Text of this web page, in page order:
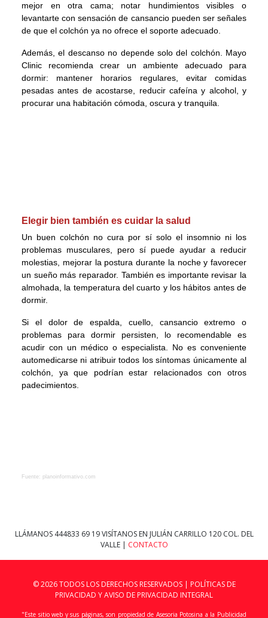
mejor en otra cama; notar hundimientos visibles o
levantarte con sensación de cansancio pueden ser señales
de que el colchón ya no ofrece el soporte adecuado.
Además, el descanso no depende solo del colchón. Mayo
Clinic recomienda crear un ambiente adecuado para
dormir: mantener horarios regulares, evitar comidas
pesadas antes de acostarse, reducir cafeína y alcohol, y
procurar una habitación cómoda, oscura y tranquila.
Elegir bien también es cuidar la salud
Un buen colchón no cura por sí solo el insomnio ni los
problemas musculares, pero sí puede ayudar a reducir
molestias, mejorar la postura durante la noche y favorecer
un sueño más reparador. También es importante revisar la
almohada, la temperatura del cuarto y los hábitos antes de
dormir.
Si el dolor de espalda, cuello, cansancio extremo o
problemas para dormir persisten, lo recomendable es
acudir con un médico o especialista. No es conveniente
automedicarse ni atribuir todos los síntomas únicamente al
colchón, ya que podrían estar relacionados con otros
padecimientos.
Fuente: planoinformativo.com
LLÁMANOS 444833 69 19VISÍTANOS EN JULIÁN CARRILLO 120 COL. DEL
VALLE | CONTACTO
© 2026 TODOS LOS DERECHOS RESERVADOS | POLÍTICAS DE
PRIVACIDAD Y AVISO DE PRIVACIDAD INTEGRAL
"Este sitio web y sus páginas, son propiedad de Asesoria Potosina a la Publicidad